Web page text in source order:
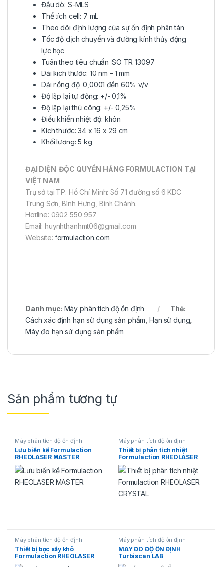
Đầu dò: S-MLS
Thể tích cell: 7 mL
Theo dõi định lượng của sự ổn định phân tán
Tốc độ dịch chuyển và đường kính thủy động
lực học
Tuân theo tiêu chuẩn ISO TR 13097
Dải kích thước: 10 nm – 1 mm
Dải nồng độ: 0,0001 đến 60% v/v
Độ lặp lại tự động: +/- 0,1%
Độ lặp lại thủ công: +/- 0,25%
Điều khiển nhiệt độ: khôn
Kích thước: 34 x 16 x 29 cm
Khối lương: 5 kg
ĐẠI DIỆN ĐỘC QUYỀN HÃNG FORMULACTION TẠI
VIỆT NAM
Trụ sở tại TP. Hồ Chí Minh: Số 71 đường số 6 KDC
Trung Sơn, Bình Hưng, Bình Chánh.
Hotline: 0902 550 957
Email: huynhthanhmt06@gmail.com
Website: formulaction.com
Danh mục: Máy phân tích độ ổn định
Thẻ:
Cách xác định hạn sử dụng sản phẩm Hạn sử dụng
Máy đo hạn sử dụng sản phẩm
Sản phẩm tương tự
Máy phân tích độ ổn định
Lưu biến kế Formulaction
RHEOLASER MASTER
Máy phân tích độ ổn định
Thiết bị phân tích nhiệt
Formulaction RHEOLASER
CRYSTAL
Máy phân tích độ ổn định
Thiết bị bọc sấy khô
Formulaction RHEOLASER
COATING
Máy phân tích độ ổn định
MÁY ĐO ĐỘ ỔN ĐỊNH
Turbiscan LAB